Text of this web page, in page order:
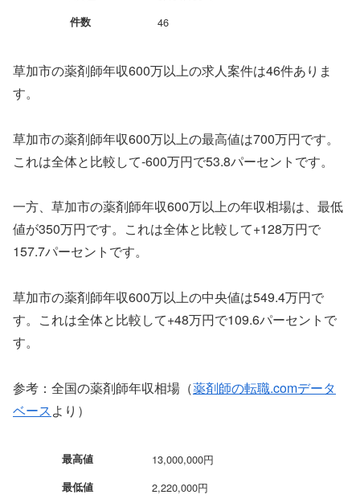
件数 46
草加市の薬剤師年収600万以上の求人案件は46件ありま
す。
草加市の薬剤師年収600万以上の最高値は700万円です。
これは全体と比較して-600万円で53.8パーセントです。
一方、草加市の薬剤師年収600万以上の年収相場は、最低
値が350万円です。これは全体と比較して+128万円で
157.7パーセントです。
草加市の薬剤師年収600万以上の中央値は549.4万円で
す。これは全体と比較して+48万円で109.6パーセントで
す。
参考：全国の薬剤師年収相場（薬剤師の転職.comデータ
ベースより）
最高値 13,000,000円
最低値 2,220,000円